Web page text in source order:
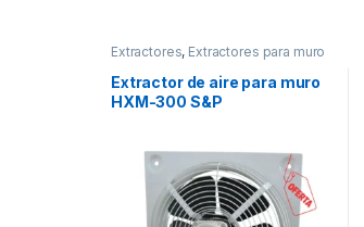
Extractores, Extractores para muro
Extractor de aire para muro
HXM-300 S&P